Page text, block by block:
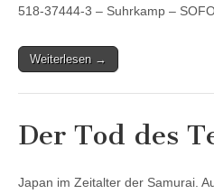
518-37444-3 – Suhrkamp –
Weiterlesen →
Der Tod des
Japan im Zeitalter der Samurai.